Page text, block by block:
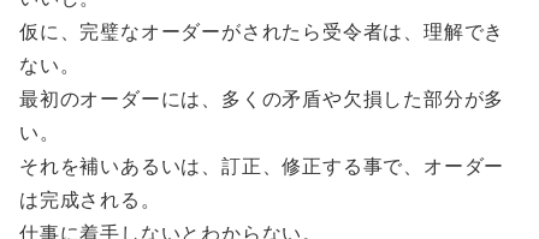
仮に、完璧なオーダーがされたら受令者は、理解でき
ない。
最初のオーダーには、多くの矛盾や欠損した部分が多
い。
それを補いあるいは、訂正、修正する事で、オーダー
は完成される。
仕事に着手しないとわからない。